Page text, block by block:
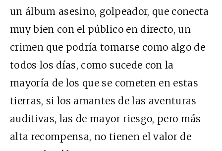
un álbum asesino, golpeador, que conecta
muy bien con el público en directo, un
crimen que podría tomarse como algo de
todos los días, como sucede con la
mayoría de los que se cometen en estas
tierras, si los amantes de las aventuras
auditivas, las de mayor riesgo, pero más
alta recompensa, no tienen el valor de